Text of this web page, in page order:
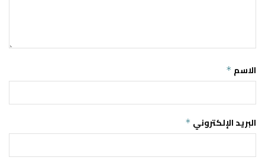
الاسم *
البريد الإلكتروني *